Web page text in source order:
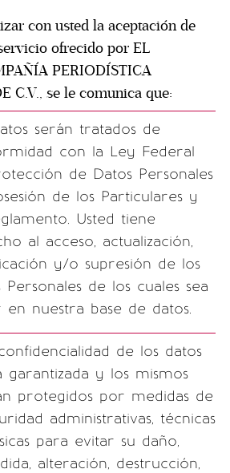
con usted la aceptación de
ofrecido por EL
PERIODÍSTICA
C.V., se le comunica que:
serán tratados de
con la Ley Federal
de Datos Personales
de los Particulares y
Usted tiene
al acceso, actualización,
y/o supresión de los
Personales de los cuales sea
en nuestra base de datos.
de los datos
garantizada y los mismos
protegidos por medidas de
administrativas, técnicas
para evitar su daño,
alteración, destrucción,